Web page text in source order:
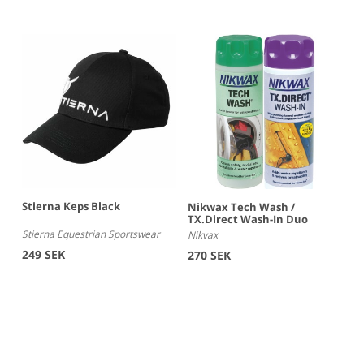
Stierna Keps Black
Stierna Equestrian Sportswear
249 SEK
Nikwax Tech Wash /
TX.Direct Wash-In Duo
Nikvax
270 SEK